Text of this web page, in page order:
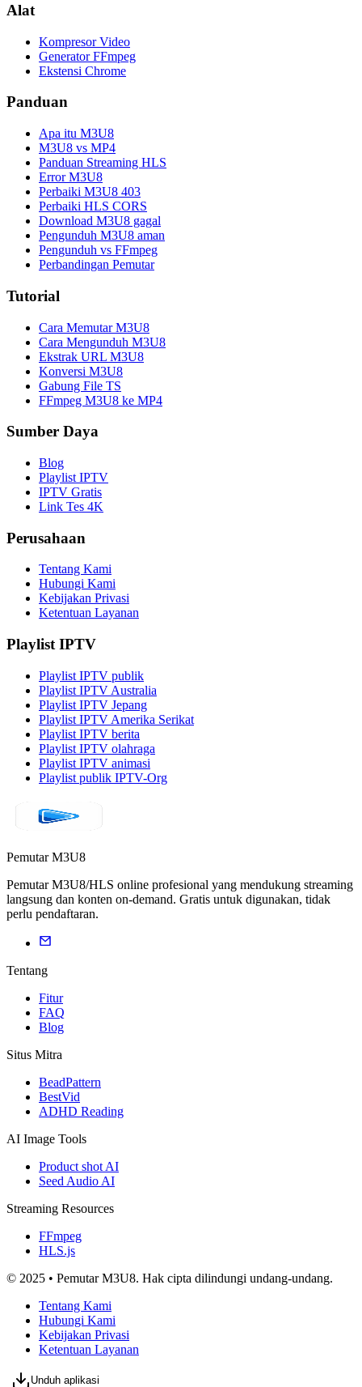
Alat
Kompresor Video
Generator FFmpeg
Ekstensi Chrome
Panduan
Apa itu M3U8
M3U8 vs MP4
Panduan Streaming HLS
Error M3U8
Perbaiki M3U8 403
Perbaiki HLS CORS
Download M3U8 gagal
Pengunduh M3U8 aman
Pengunduh vs FFmpeg
Perbandingan Pemutar
Tutorial
Cara Memutar M3U8
Cara Mengunduh M3U8
Ekstrak URL M3U8
Konversi M3U8
Gabung File TS
FFmpeg M3U8 ke MP4
Sumber Daya
Blog
Playlist IPTV
IPTV Gratis
Link Tes 4K
Perusahaan
Tentang Kami
Hubungi Kami
Kebijakan Privasi
Ketentuan Layanan
Playlist IPTV
Playlist IPTV publik
Playlist IPTV Australia
Playlist IPTV Jepang
Playlist IPTV Amerika Serikat
Playlist IPTV berita
Playlist IPTV olahraga
Playlist IPTV animasi
Playlist publik IPTV-Org
Pemutar M3U8
Pemutar M3U8/HLS online profesional yang mendukung streaming
langsung dan konten on-demand. Gratis untuk digunakan, tidak
perlu pendaftaran.
Tentang
Fitur
FAQ
Blog
Situs Mitra
BeadPattern
BestVid
ADHD Reading
AI Image Tools
Product shot AI
Seed Audio AI
Streaming Resources
FFmpeg
HLS.js
© 2025 • Pemutar M3U8. Hak cipta dilindungi undang-undang.
Tentang Kami
Hubungi Kami
Kebijakan Privasi
Ketentuan Layanan
Unduh aplikasi